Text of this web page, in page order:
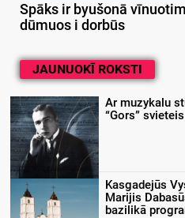
Spāks ir byušonā
dūmuos i dorbūs
JAUNUOKĪ ROKSTI
Ar muzykalu
“Gors”
Kasgadejūs
Marijis
bazilikā